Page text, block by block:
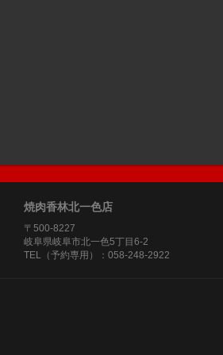
焼肉香林北一色店
〒500-8227
岐阜県岐阜市北一色5丁目6-2
TEL（予約専用）：058-248-2922